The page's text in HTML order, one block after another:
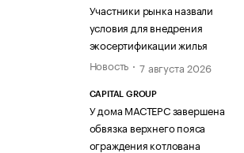
Участники рынка назвали
условия для внедрения
экосертификации жилья
Новость
7 августа 2026
CAPITAL GROUP
У дома МАСТЕРС завершена
обвязка верхнего пояса
ограждения котлована